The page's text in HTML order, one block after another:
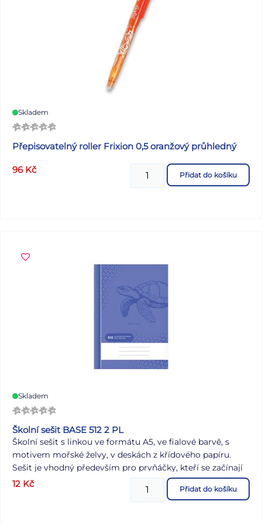
Skladem
Přepisovatelný roller Frixion 0,5 oranžový průhledný
96 Kč Přidat do košíku
Skladem
Školní sešit BASE 512 2 PL
Školní sešit s linkou ve formátu A5, ve fialové barvě, s
motivem mořské želvy, v deskách z křídového papíru.
Sešit je vhodný především pro prvňáčky, kteří se začínají
učit psát. S tím jim pomohou 2 pomocné linky. Stránky
jsou bez okrajů. Typ: 512 Formát: A5 Barva: fialová Šířka
12 Kč Přidat do košíku